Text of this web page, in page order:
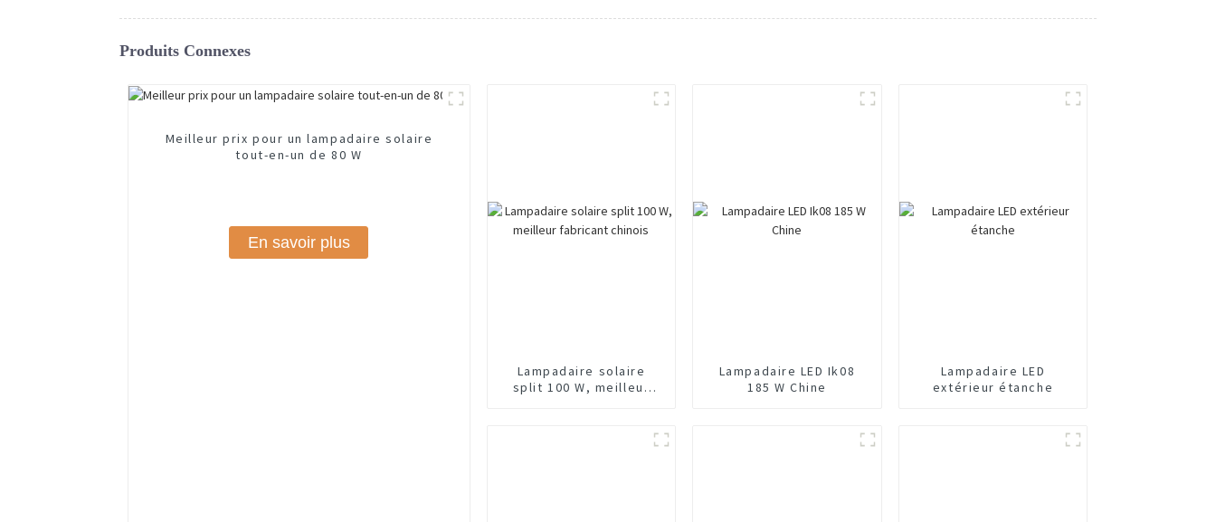
Produits Connexes
Meilleur prix pour un lampadaire solaire
tout-en-un de 80 W
En savoir plus
Lampadaire solaire
split 100 W, meilleur
Lampadaire LED Ik08
185 W Chine
Lampadaire LED
extérieur étanche